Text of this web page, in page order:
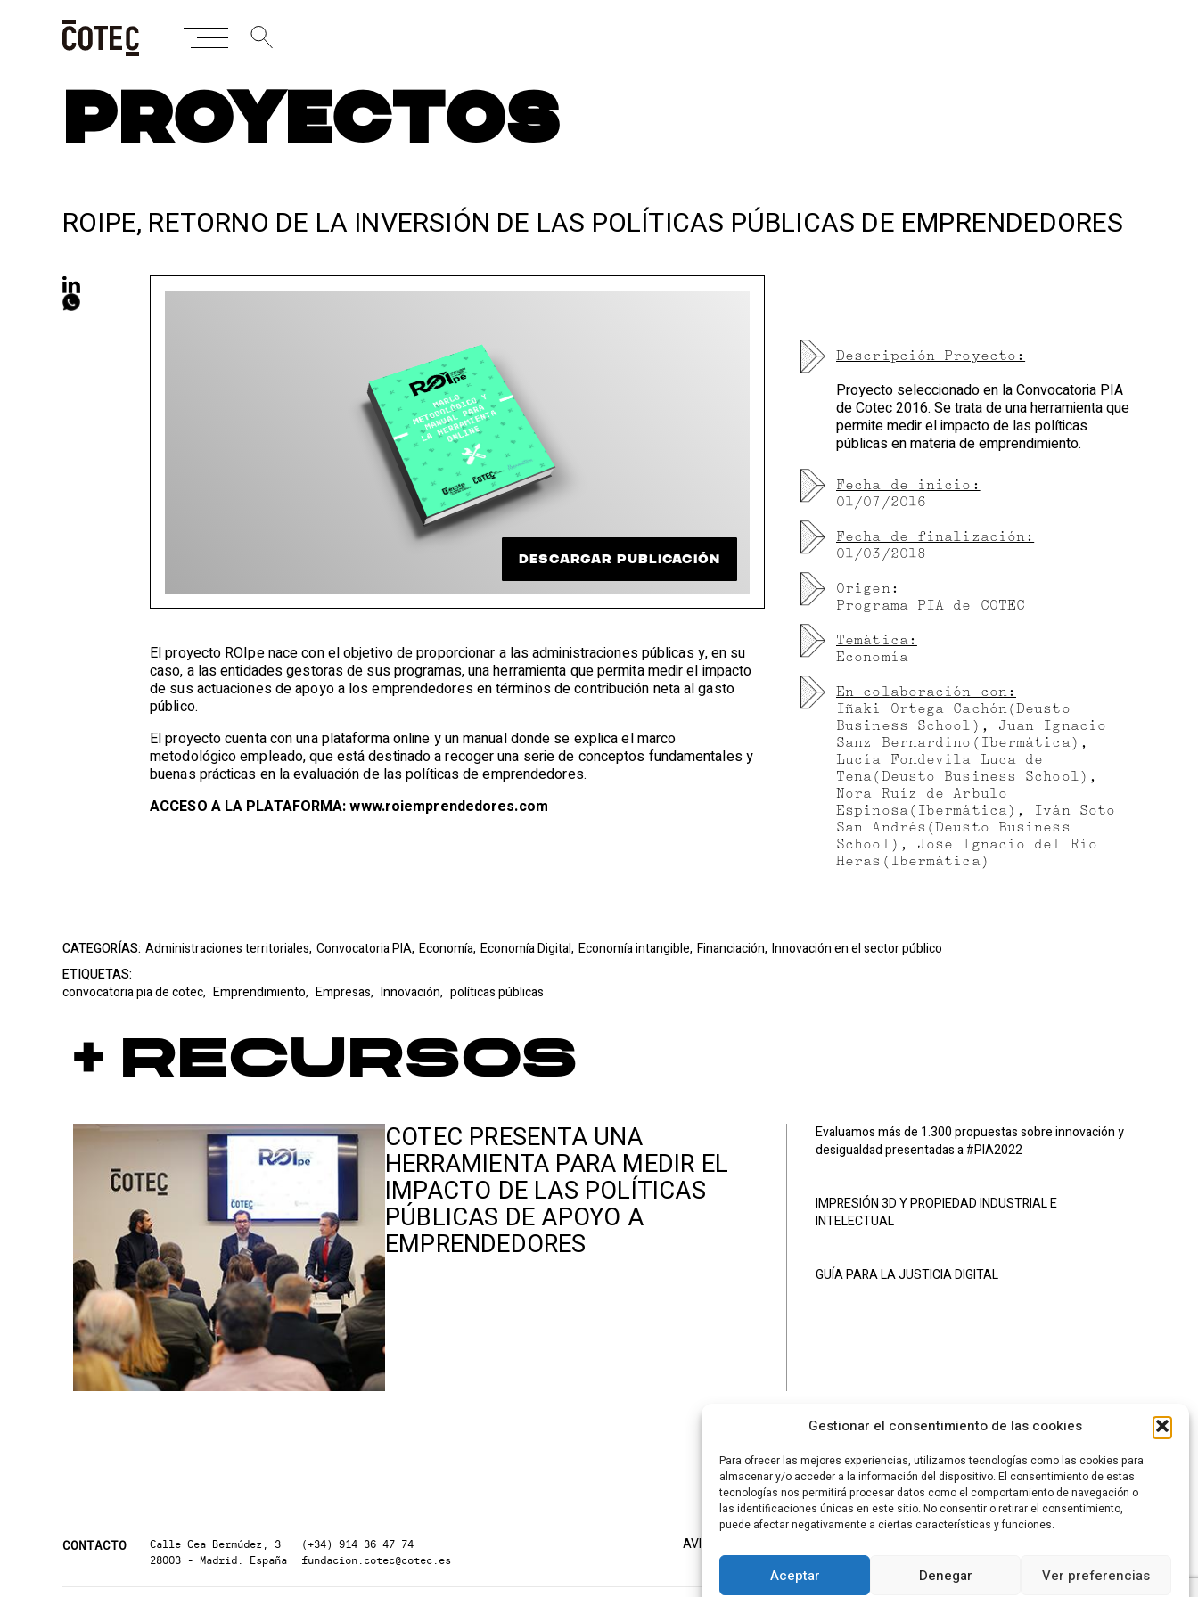
Gestionar el consentimiento de las cookies
Para ofrecer las mejores experiencias, utilizamos tecnologías como las cookies para
almacenar y/o acceder a la información del dispositivo. El consentimiento de estas
tecnologías nos permitirá procesar datos como el comportamiento de navegación o
las identificaciones únicas en este sitio. No consentir o retirar el consentimiento,
puede afectar negativamente a ciertas características y funciones.
Aceptar Denegar Ver preferencias
PROYECTOS
ROIPE, RETORNO DE LA INVERSIÓN DE LAS POLÍTICAS PÚBLICAS DE EMPRENDEDORES
DESCARGAR PUBLICACIÓN
El proyecto ROIpe nace con el objetivo de proporcionar a las administraciones públicas y, en su
caso, a las entidades gestoras de sus programas, una herramienta que permita medir el impacto
de sus actuaciones de apoyo a los emprendedores en términos de contribución neta al gasto
público.
El proyecto cuenta con una plataforma online y un manual donde se explica el marco
metodológico empleado, que está destinado a recoger una serie de conceptos fundamentales y
buenas prácticas en la evaluación de las políticas de emprendedores.
ACCESO A LA PLATAFORMA:www.roiemprendedores.com
Descripción Proyecto:
Proyecto seleccionado en la Convocatoria PIA
de Cotec 2016. Se trata de una herramienta que
permite medir el impacto de las políticas
públicas en materia de emprendimiento.
Fecha de inicio:
01/07/2016
Fecha de finalización:
01/03/2018
Origen:
Programa PIA de COTEC
Temática:
Economía
En colaboración con:
Iñaki Ortega Cachón(Deusto
Business School), Juan Ignacio
Sanz Bernardino(Ibermática),
Lucía Fondevila Luca de
Tena(Deusto Business School),
Nora Ruíz de Arbulo
Espinosa(Ibermática), Iván Soto
San Andrés(Deusto Business
School), José Ignacio del Río
Heras(Ibermática)
CATEGORÍAS: Administraciones territoriales, Convocatoria PIA, Economía, Economía Digital, Economía intangible, Financiación, Innovación en el sector público
ETIQUETAS:
convocatoria pia de cotec, Emprendimiento, Empresas, Innovación, políticas públicas
+ Recursos
COTEC PRESENTA UNA
HERRAMIENTA PARA MEDIR EL
IMPACTO DE LAS POLÍTICAS
PÚBLICAS DE APOYO A
EMPRENDEDORES
Evaluamos más de 1.300 propuestas sobre innovación y
desigualdad presentadas a #PIA2022
IMPRESIÓN 3D Y PROPIEDAD INDUSTRIAL E
INTELECTUAL
GUÍA PARA LA JUSTICIA DIGITAL
CONTACTO
Calle Cea Bermúdez, 3
28003 - Madrid. España
(+34) 914 36 47 74
fundacion.cotec@cotec.es
AVISO LEGAL